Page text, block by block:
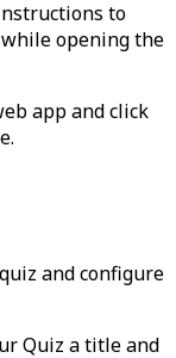
to
opening the
app and click
and configure
Quiz a title and